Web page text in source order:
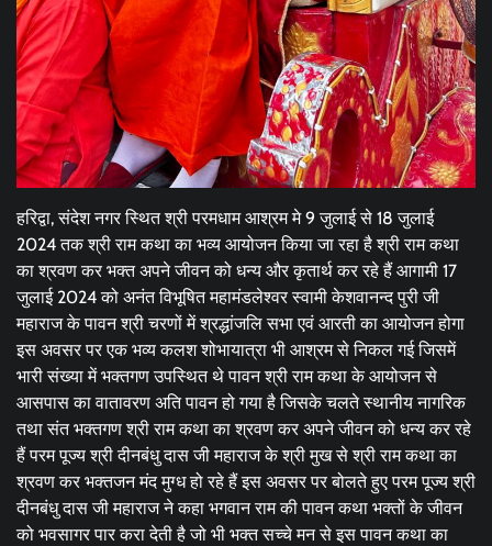
हरिद्वा, संदेश नगर स्थित श्री परमधाम आश्रम मे 9 जुलाई से 18 जुलाई
2024 तक श्री राम कथा का भव्य आयोजन किया जा रहा है श्री राम कथा
का श्रवण कर भक्त अपने जीवन को धन्य और कृतार्थ कर रहे हैं आगामी 17
जुलाई 2024 को अनंत विभूषित महामंडलेश्वर स्वामी केशवानन्द पुरी जी
महाराज के पावन श्री चरणों में श्रद्धांजलि सभा एवं आरती का आयोजन होगा
इस अवसर पर एक भव्य कलश शोभायात्रा भी आश्रम से निकल गई जिसमें
भारी संख्या में भक्तगण उपस्थित थे पावन श्री राम कथा के आयोजन से
आसपास का वातावरण अति पावन हो गया है जिसके चलते स्थानीय नागरिक
तथा संत भक्तगण श्री राम कथा का श्रवण कर अपने जीवन को धन्य कर रहे
हैं परम पूज्य श्री दीनबंधु दास जी महाराज के श्री मुख से श्री राम कथा का
श्रवण कर भक्तजन मंद मुग्ध हो रहे हैं इस अवसर पर बोलते हुए परम पूज्य श्री
दीनबंधु दास जी महाराज ने कहा भगवान राम की पावन कथा भक्तों के जीवन
को भवसागर पार करा देती है जो भी भक्त सच्चे मन से इस पावन कथा का